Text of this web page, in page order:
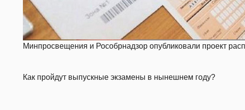
Минпросвещения и Рособрнадзор опубликовали проект
Как пройдут выпускные экзамены в нынешнем году?